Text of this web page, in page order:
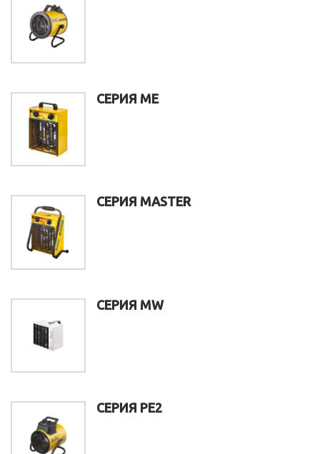
СЕРИЯ ME
СЕРИЯ MASTER
СЕРИЯ MW
СЕРИЯ PE2